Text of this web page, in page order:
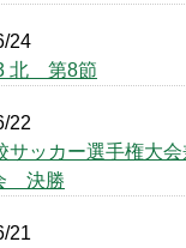
24
北 第8節
22
サッカー選手権大
決勝
21